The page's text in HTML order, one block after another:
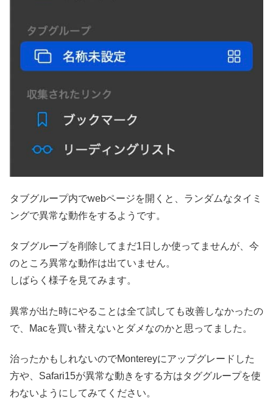
タブグループ内でwebページを開くと、ランダムなタイミ
ングで異常な動作をするようです。
タブグループを削除してまだ1日しか使ってませんが、今
のところ異常な動作は出ていません。
しばらく様子を見てみます。
異常が出た時にやることは全て試しても改善しなかったの
で、Macを買い替えないとダメなのかと思ってました。
治ったかもしれないのでMontereyにアップグレードした
方や、Safari15が異常な動きをする方はタググループを使
わないようにしてみてください。